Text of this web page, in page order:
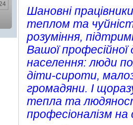
Шановні
теплом та
розуміння,
Вашої
населення: люди
діти-сироти,
громадяни. І
тепла та
професіоналізм на